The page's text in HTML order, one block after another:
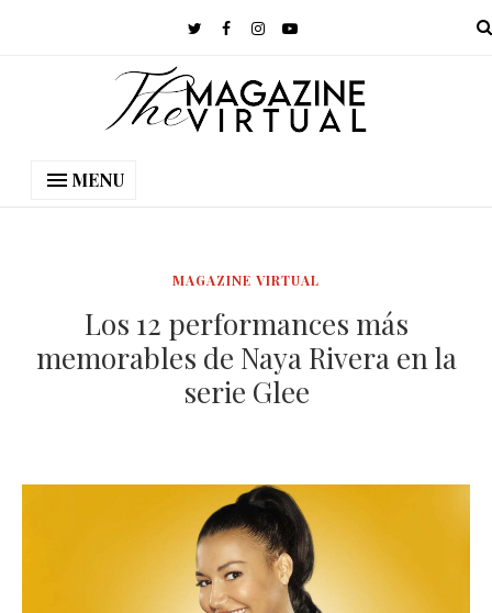
MENU
MAGAZINE VIRTUAL
Los 12 performances más
memorables de Naya Rivera en la
serie Glee